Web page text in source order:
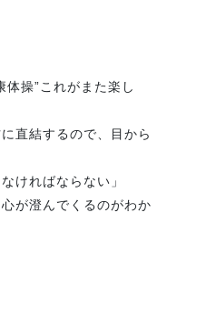
操”これがまた楽し
直結するので、目から
ければならない」
が澄んでくるのがわか